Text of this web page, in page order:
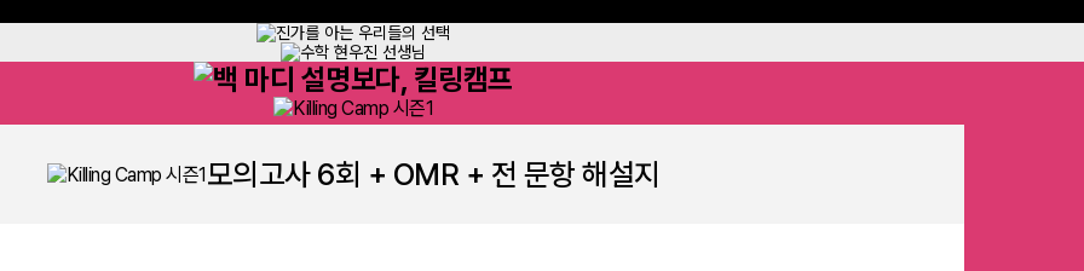
진의 실전 모의고사
모의고사 6회 + OMR + 전 문항 해설지